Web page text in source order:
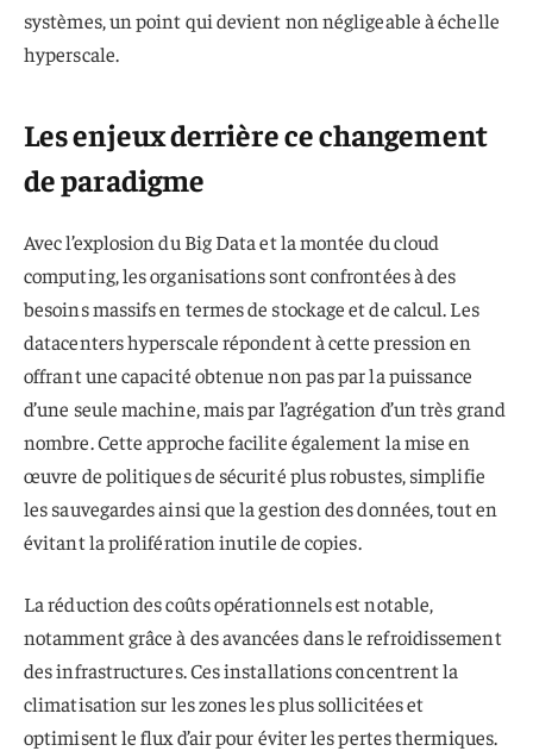
systèmes, un point qui devient non négligeable à échelle
hyperscale.
Les enjeux derrière ce changement
de paradigme
Avec l’explosion du Big Data et la montée du cloud
computing, les organisations sont confrontées à des
besoins massifs en termes de stockage et de calcul. Les
datacenters hyperscale répondent à cette pression en
offrant une capacité obtenue non pas par la puissance
d’une seule machine, mais par l’agrégation d’un très grand
nombre. Cette approche facilite également la mise en
œuvre de politiques de sécurité plus robustes, simplifie
les sauvegardes ainsi que la gestion des données, tout en
évitant la prolifération inutile de copies.
La réduction des coûts opérationnels est notable,
notamment grâce à des avancées dans le refroidissement
des infrastructures. Ces installations concentrent la
climatisation sur les zones les plus sollicitées et
optimisent le flux d’air pour éviter les pertes thermiques.